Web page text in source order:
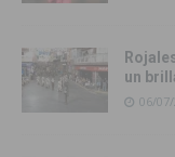
un
06/